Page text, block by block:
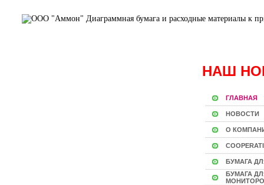
НАШ
ГЛАВНАЯ
НОВОСТИ
О
БУМАГА
БУМАГА